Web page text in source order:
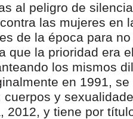
al peligro de
las mujeres en
de la época para
que la prioridad era
los mismos
en 1991,
y
2012, y tiene por